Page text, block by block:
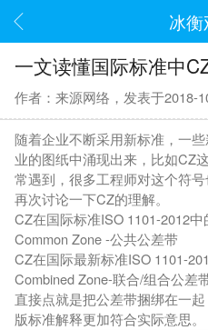
冰衡
一文读懂国际标准中
作者：来源网络，发表于2018-
随着企业不断采用新标准，一
业的图纸中涌现出来，比如CZ
常遇到，很多工程师对这个符
再次讨论一下CZ的理解。
CZ在国际标准ISO 1101-2012中
Common Zone -公共公差带
CZ在国际最新标准ISO 1101-
Combined Zone-联合/组合公差
直接点就是把公差带捆绑在一
版标准解释更加符合实际意思。